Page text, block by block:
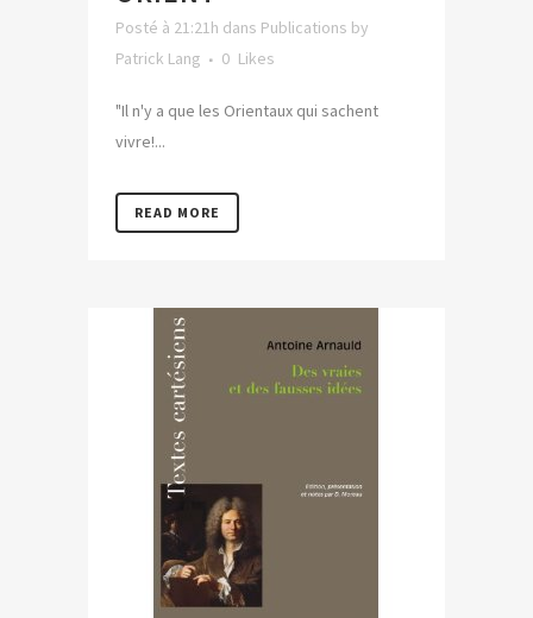
Posté à 21:21h dans Publications by
Patrick Lang
0 Likes
"Il n'y a que les Orientaux qui sachent
vivre!...
READ MORE